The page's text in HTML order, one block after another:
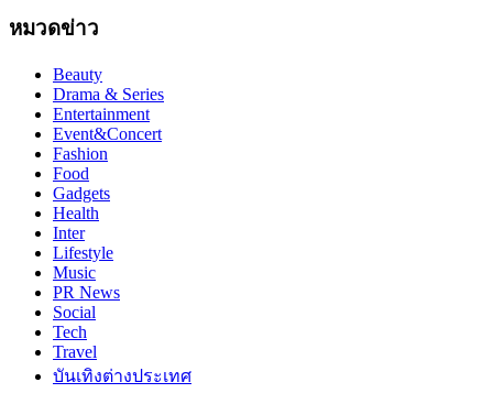
หมวดข่าว
Beauty
Drama & Series
Entertainment
Event&Concert
Fashion
Food
Gadgets
Health
Inter
Lifestyle
Music
PR News
Social
Tech
Travel
บันเทิงต่างประเทศ